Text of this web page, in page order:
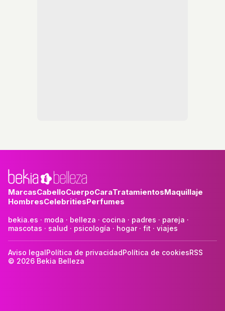
MarcasCabelloCuerpoCaraTratamientosMaquillaje
HombresCelebritiesPerfumes
bekia.es · moda · belleza · cocina · padres · pareja ·
mascotas · salud · psicología · hogar· fit · viajes
Aviso legalPolítica de privacidadPolítica de cookiesRSS
© 2026 Bekia Belleza